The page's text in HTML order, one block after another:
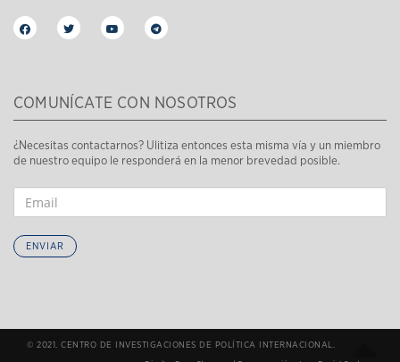
COMUNÍCATE CON NOSOTROS
¿Necesitas contactarnos? Ulitiza entonces esta misma vía y un miembro
de nuestro equipo le responderá en la menor brevedad posible.
ENVIAR
© 2021. CENTRO DE INVESTIGACIONES DE POLÍTICA INTERNACIONAL.